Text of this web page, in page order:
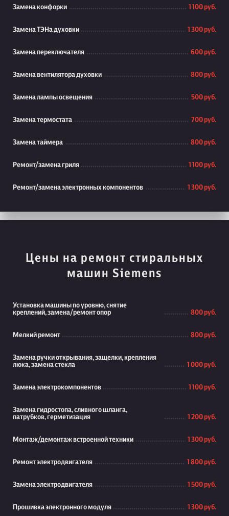
Замена конфорки 1 100 руб.
Замена ТЭНа духовки 1 300 руб.
Замена переключателя 600 руб.
Замена вентилятора духовки 800 руб.
Замена лампы освещения 500 руб.
Замена термостата 700 руб.
Замена таймера 800 руб.
Ремонт/замена гриля 1 100 руб.
Ремонт/замена электронных компонентов 1 300 руб.
Цены на ремонт стиральных
машин Siemens
Установка машины по уровню, снятие
креплений, замена/ремонт опор
800 руб.
Мелкий ремонт 800 руб.
Замена ручки открывания, защелки, крепления
люка, замена стекла
1 000 руб.
Замена электрокомпонентов 1 100 руб.
Замена гидростопа, сливного шланга,
патрубков, герметизация
1 200 руб.
Монтаж/демонтаж встроенной техники 1 300 руб.
Ремонт электродвигателя 1 800 руб.
Замена электродвигателя 1 500 руб.
Прошивка электронного модуля 1 300 руб.